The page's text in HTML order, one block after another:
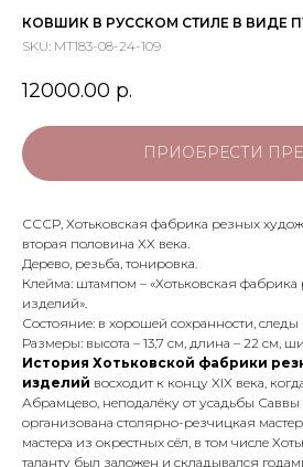
КОВШИК В РУССКОМ СТИЛЕ В ВИДЕ
SKU: МТ183-08-24-109
12000.00 р.
ПРИОБРЕСТИ
СССР, Хотьковская фабрика резных
вторая половина ХХ века.
Дерево, резьба, тонировка.
Клейма: штампом – «Хотьковская
изделий».
Состояние: в хорошей сохранности, следы
Размеры: высота – 13,7 см, длина – 22 см,
История Хотьковской фабрики
изделий восходит к концу XIX века,
Абрамцево, неподалёку от усадьбы
организована столярно-резчицкая
мастера из окрестных сёл, в том числе
таланту был заложен и складывался